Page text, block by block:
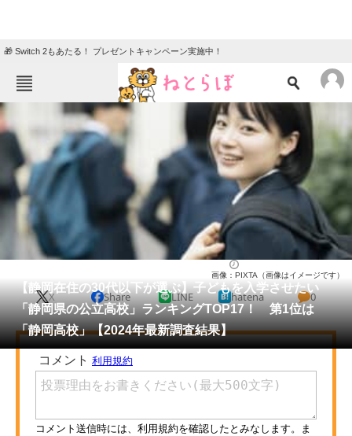
🎁 Switch 2もあたる！ プレゼントキャンペーン実施中！
ねとらぼメニュー
TOP ニュース
エンタメ クイズ
グルメ
住まい 教育・育児
リサーチ
会員記事
メディア
注目記事を集めた総合ページ
ITの今と未来を見通す
スマホと通信の最新トレンド
【静岡在住の30代以下が選ぶ】子どもを入学させたい
「静岡県の公立高校」ランキングTOP17！ 第1位は
「静岡高校」【2024年最新調査結果】
画像：PIXTA（画像はイメージです）
X Share LINE hatena 0